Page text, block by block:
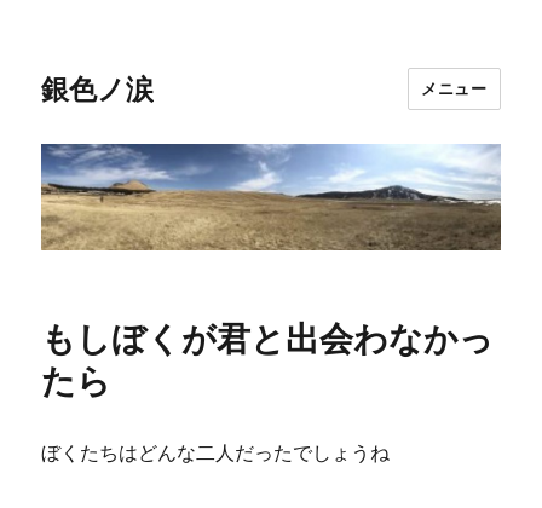
銀色ノ涙 メニュー
もしぼくが君と出会わなかっ
たら
ぼくたちはどんな二人だったでしょうね